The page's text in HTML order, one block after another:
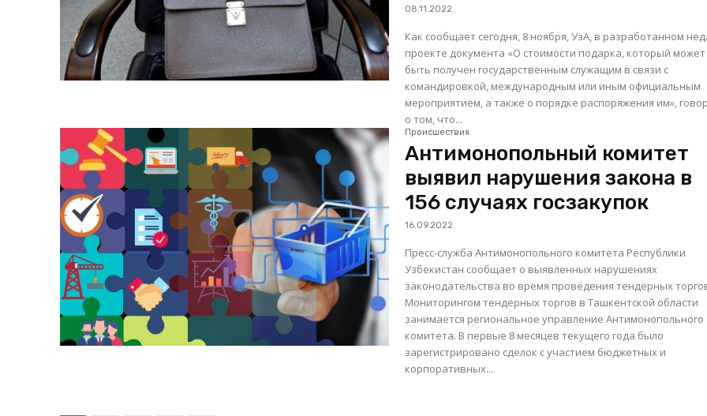
08.11.2022
Как сообщает сегодня, 8 ноября, УзА, в разработанном
проекте документа «О стоимости подарка, который может
быть получен государственным служащим в связи с
командировкой, международным или иным официальным
мероприятием, а также о порядке распоряжения им»,
о том, что...
Происшествия
Антимонопольный комитет
выявил нарушения закона в
156 случаях госзакупок
16.09.2022
Пресс-служба Антимонопольного комитета Республики
Узбекистан сообщает о выявленных нарушениях
законодательства во время проведения тендерных
Мониторингом тендерных торгов в Ташкентской области
занимается региональное управление Антимонопольного
комитета. В первые 8 месяцев текущего года было
зарегистрировано сделок с участием бюджетных и
корпоративных...